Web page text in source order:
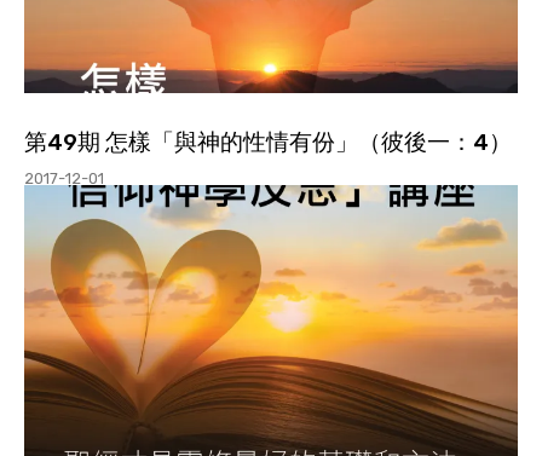
第49期 怎樣「與神的性情有份」（彼後一：4）
2017-12-01